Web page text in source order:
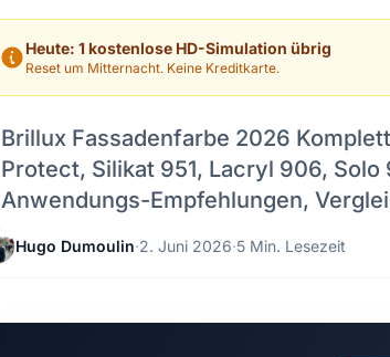
Heute: 1 kostenlose HD-Simulation übrig
Reset um Mitternacht. Keine Kreditkarte.
Brillux Fassadenfarbe 2026
Protect, Silikat 951, Lacryl 906,
Anwendungs-Empfehlungen,
Hugo Dumoulin·2. Juni 2026·5 Min. Lesezeit